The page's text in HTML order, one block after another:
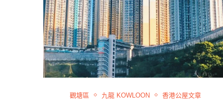
觀塘區 九龍 KOWLOON 香港公屋文章